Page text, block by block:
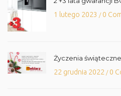
1 lutego 2023 /0
Życzenia świąteczne
22 grudnia 2022 /0